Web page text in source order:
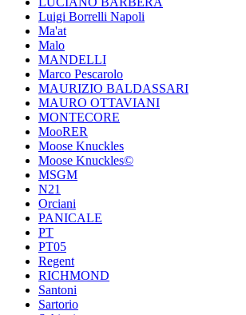
Luigi Borrelli Napoli
Ma'at
Malo
MANDELLI
Marco Pescarolo
MAURIZIO BALDASSARI
MAURO OTTAVIANI
MONTECORE
MooRER
Moose Knuckles
Moose Knuckles©️
MSGM
N21
Orciani
PANICALE
PT
PT05
Regent
RICHMOND
Santoni
Sartorio